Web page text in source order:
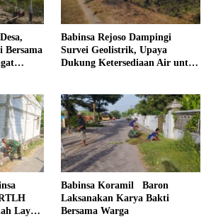
Bersama
Babinsa Rejoso Dampingi
Survei Geolistrik, Upaya
Dukung Ketersediaan Air untuk
Layak
Babinsa Koramil Baron
Laksanakan Karya Bakti
Bersama Warga